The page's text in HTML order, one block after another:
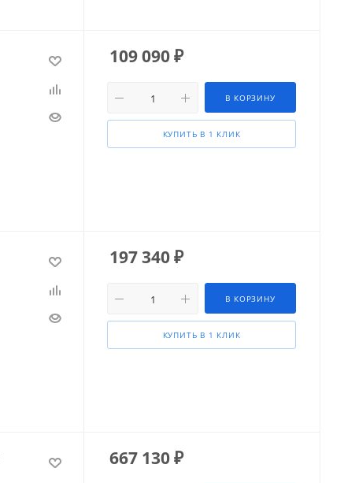
109 090₽
В КОРЗИНУ
КУПИТЬ В 1 КЛИК
197 340₽
В КОРЗИНУ
КУПИТЬ В 1 КЛИК
667 130₽